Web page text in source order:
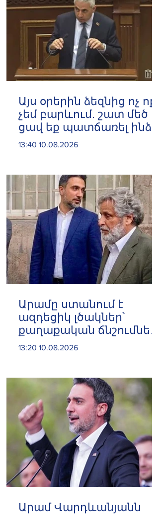
Այս օրերին ձեզնից ոչ ոքի
չեմ բարևում. շատ մեծ
ցավ եք պատճառել ինձ.
Էդգար Ղազարյան
13:40 10.08.2026
Արամը ստանում է
ազդեցիկ լծակներ՝
քաղաքական ճնշումներն
ու
միջազգային
հանրության
ուշադրությունը
հրավիրելու և հայ
ժողովրդի արժեքային
համակարգը
պաշտպանելու
համար.Ամստերդամ
13:20 10.08.2026
Արամ Վարդևանյանն